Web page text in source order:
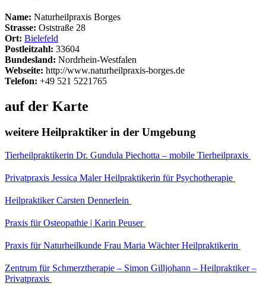
Name: Naturheilpraxis Borges
Strasse: Oststraße 28
Ort: Bielefeld
Postleitzahl: 33604
Bundesland: Nordrhein-Westfalen
Webseite: http://www.naturheilpraxis-borges.de
Telefon: +49 521 5221765
auf der Karte
weitere Heilpraktiker in der Umgebung
Tierheilpraktikerin Dr. Gundula Piechotta – mobile Tierheilpraxis
Privatpraxis Jessica Maler Heilpraktikerin für Psychotherapie
Heilpraktiker Carsten Dennerlein
Praxis für Osteopathie | Karin Peuser
Praxis für Naturheilkunde Frau Maria Wächter Heilpraktikerin
Zentrum für Schmerztherapie – Simon Gilljohann – Heilpraktiker –
Privatpraxis